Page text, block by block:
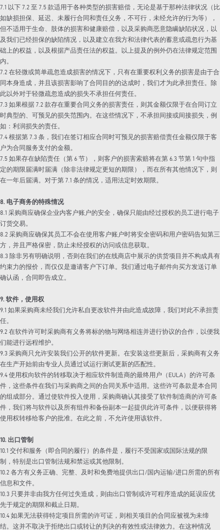
7.1 以下 7.2 至 7.5 款适用于各种类型的损害赔偿，无论是基于那种法律状况（比
如缺损担保、延迟、未履行合同和责任义务，不可行，未经允许的行为等），
但不适用于生命、肢体的损害和健康赔偿，以及采购商恶意隐瞒缺陷状况，以
及我们已经担保的缺陷情况，以及建立在我方和法律代表的蓄意或疏忽行为基
础上的权益，以及根据产品责任法的权益。以上提及的例外仍在法律规定范围
内。
7.2 在轻微或简单疏忽造成损害的情况下，只有在重要权利义务的损害是由于合
同本身造成，并且该损害影响了合同目的的达成时，我们才为此承担责任。除
此以外对于轻微疏忽造成的损失不承担任何责任。
7.3 如果根据 7.2 款存在重要合同义务的损害责任，则其金额仅限于在合同订立
时典型的、可预见的损失范围内。在这些情况下，不承担间接或间接损失，例
如：利润损失的责任。
7.4 根据第 7.3 条，我们在签订相应合同时可预见的损害赔偿责任金额仅限于客
户为合同服务支付的金额。
7.5 如果存在缺陷责任（第 6 节），则客户的损害索赔将在第 6.3 节第 1 句中指
定的期限届满时届满（除非法律规定更短的期限），而在所有其他情况下，则
在一年后届满。对于第 7.1 条的情况，适用法定时效期限。
8. 电子商务的特殊情况
8.1 采购商应确保企业内客户账户的安全，确保只能由经过授权的员工进行电子
订货交易。
8.2 采购商应确保其员工不会在使用客户账户时将安全密码和用户密码告知第三
方，并且严格保密，防止未经授权的访问或信息获取。
8.3 除非另有明确说明，否则在我们的在线商店中展示的供货项目并不构成具有
约束力的报价，而仅仅是邀请客户下订单。我们通过电子邮件向买方发送订单
确认函，合同即告成立。
9. 软件，使用权
9.1 如果采购商未经我们允许私自更改软件并由此造成故障，我们对此不承担责
任。
9.2 在软件许可时采购商有义务将标的物与网络相连并进行协议的合作，以便我
们能进行远程维护。
9.3 采购商只允许安装我们公开的软件更新。在安装这些更新后，采购商有义务
在生产开始前由专业人员通过试运行测试更新的匹配性。
9.4 使用权向软件的转移取决于相应软件制造商的最终用户（EULA）的许可条
件，这些条件在我们与采购商之间的合同关系中适用。这些许可条款是本合同
的组成部分。通过使软件投入使用，采购商确认其接受了软件制造商的许可条
件，我们将与软件以及所有组件和备份副本一起提供此许可条件，以便获得将
使用权转移给客户的批准。在此之前，不允许使用该软件。
10. 出口管制
10.1 交付和服务（即合同的履行）的条件是，履行不受国家或国际法规的限
制，特别是出口管制法规和禁运或其他限制。
10.2 各方有义务正确、完整、及时和免费地提供出口/国内运输/进口所需的所有
信息和文件。
10.3 只要并非由我方任何过失造成，则由出口管制或许可程序造成的延误应优
先于规定的期限和截止日期。
10.4 如果无法获得特定项目所需的许可证，则相关项目的合同应被视为未缔
结。这并不取决于拒绝出口或转让的判决的有效性或法律效力。在这种情况